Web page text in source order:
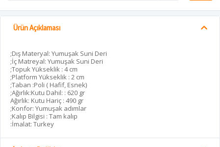
Ürün Açıklaması
;Dış Materyal: Yumuşak Suni Deri
;İç Matreyal: Yumuşak Suni Deri
;Topuk Yükseklik : 4 cm
;Platform Yükseklik : 2 cm
;Taban :Poli ( Hafif, Esnek)
;Ağırlık:Kutu Dahil: : 620 gr
Ağırlık: Kutu Hariç : 490 gr
;Konfor: Yumuşak adımlar
;Kalıp Bilgisi : Tam kalıp
:İmalat: Turkey